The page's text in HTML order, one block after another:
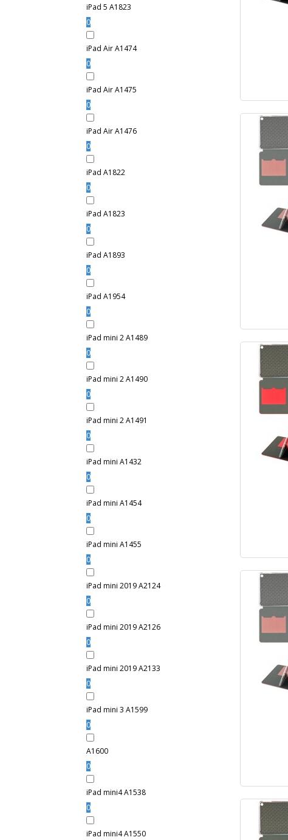
iPad 5 A1823
0
iPad Air A1474
0
iPad Air A1475
0
iPad Air A1476
0
iPad A1822
0
iPad A1823
0
iPad A1893
0
iPad A1954
0
iPad mini 2 A1489
0
iPad mini 2 A1490
0
iPad mini 2 A1491
0
iPad mini A1432
0
iPad mini A1454
0
iPad mini A1455
0
iPad mini 2019 A2124
0
iPad mini 2019 A2126
0
iPad mini 2019 A2133
0
iPad mini 3 A1599
0
A1600
0
iPad mini4 A1538
0
iPad mini4 A1550